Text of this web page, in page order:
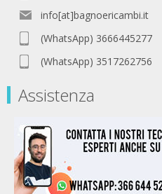
info[at]bagnoericambi.it
(WhatsApp) 3666445277
(WhatsApp) 3517262756
Assistenza